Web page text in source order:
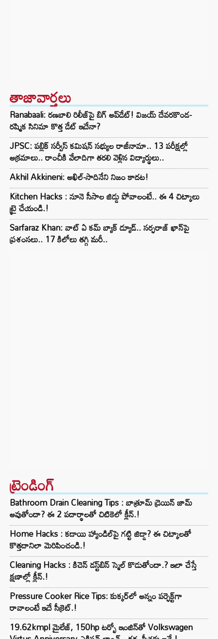
తాజావార్తలు
Ranabaali: రణబాలి రిలీజ్‌పై బిగ్ అప్‌డేట్! విజయ్ దేవరకొండ-
రష్మిక సినిమా కొత్త డేట్ ఇదేనా?
JPSC: పబ్లిక్ సర్వీస్ కమిషన్ సభ్యుల రాజీనామా.. 13 పరీక్షల్లో
అక్రమాలు.. రాంచీకి వేలాదిగా తరలి వెళ్లిన విద్యార్థులు..
Akhil Akkineni: అఖిల్-సాదినేని నిజం కాదట!
Kitchen Hacks : నూనె సీసాల జిడ్డు పోవాలంటే.. ఈ 4 చిట్కాలు
ట్రై చేయండి.!
Sarfaraz Khan: వాట్ ఏ కమ్ బ్యాక్ డ్యూడ్.. సర్ఫరాజ్ ఖాన్‌పై
ప్రశంసలు.. 17 కిలోలు తగ్గి మరీ..
ట్రెండింగ్‌
Bathroom Drain Cleaning Tips : బాత్రూమ్ డ్రెయిన్ జామ్
అవుతోందా? ఈ 2 పదార్థాలతో చిటికెలో క్లీన్.!
Home Hacks : కడాయి హ్యాండిల్‌పై గట్టి జిడ్డా? ఈ చిట్కాలతో
కొత్తదానిలా మెరిపించండి.!
Cleaning Hacks : కిచెన్ డస్ట్‌బిన్ స్మెల్ కొడుతోందా.? ఇలా చేస్తే
క్షణాల్లో క్లీన్.!
Pressure Cooker Rice Tips: కుక్కర్‌లో అన్నం పర్ఫెక్ట్‌గా
రావాలంటే ఇదే సీక్రెట్.!
19.62kmpl మైలేజ్, 150hp టర్బో ఇంజిన్‌తో Volkswagen